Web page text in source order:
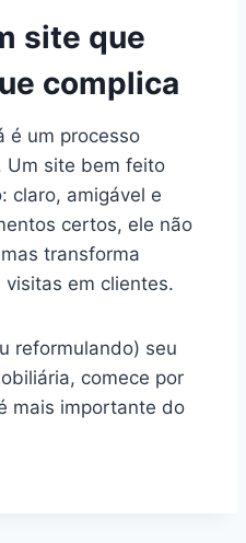
site que
complica
é um processo
Um site bem feito
claro, amigável e
certos, ele não
transforma
em clientes.
reformulando) seu
comece por
mais importante do